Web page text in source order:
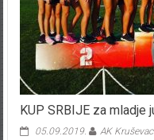
KUP SRBIJE za
05.09.2019. AK Kruševac